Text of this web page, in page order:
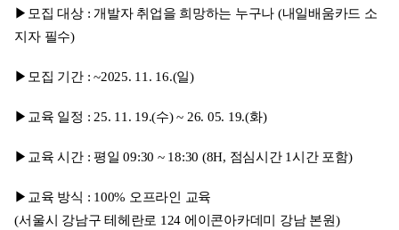
▶모집 대상 : 개발자 취업을 희망하는 누구나 (내일배움카드 소
지자 필수)
▶모집 기간 : ~2025. 11. 16.(일)
▶교육 일정 : 25. 11. 19.(수) ~ 26. 05. 19.(화)
▶교육 시간 : 평일 09:30 ~ 18:30 (8H, 점심시간 1시간 포함)
▶교육 방식 : 100% 오프라인 교육
(서울시 강남구 테헤란로 124 에이콘아카데미 강남 본원)